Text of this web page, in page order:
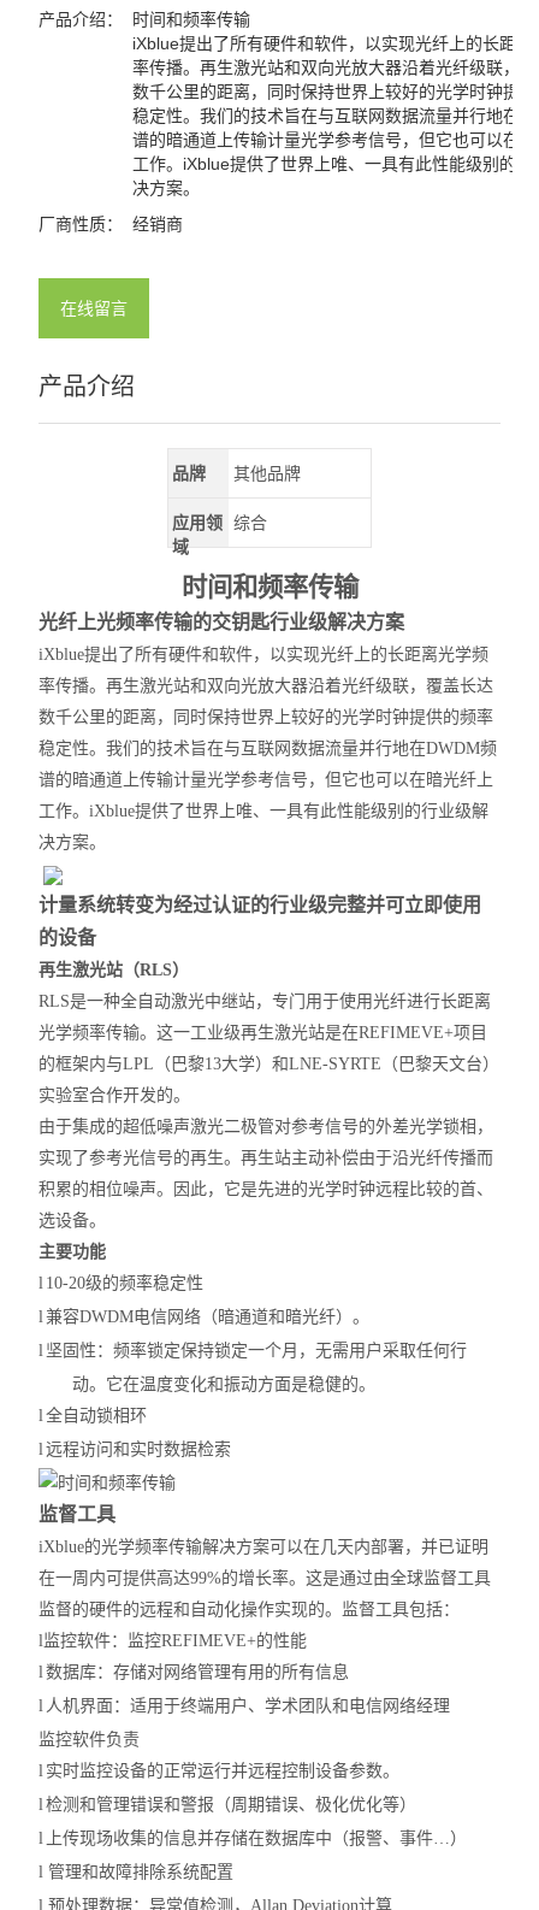
激光功率计
查看全部 >>
产品介绍：
时间和频率传输
iXblue提出了所有硬件和软件，以实现光纤上的长距离
率传播。再生激光站和双向光放大器沿着光纤级联，
数千公里的距离，同时保持世界上较好的光学时钟提
稳定性。我们的技术旨在与互联网数据流量并行地在
谱的暗通道上传输计量光学参考信号，但它也可以在
工作。iXblue提供了世界上唯、一具有此性能级别的行
决方案。
厂商性质：
经销商
在线留言
产品介绍
品牌 其他品牌
应用领
域
综合
时间和频率传输
光纤上光频率传输的交钥匙行业级解决方案
iXblue提出了所有硬件和软件，以实现光纤上的长距离光学频
率传播。再生激光站和双向光放大器沿着光纤级联，覆盖长达
数千公里的距离，同时保持世界上较好的光学时钟提供的频率
稳定性。我们的技术旨在与互联网数据流量并行地在DWDM频
谱的暗通道上传输计量光学参考信号，但它也可以在暗光纤上
工作。iXblue提供了世界上唯、一具有此性能级别的行业级解
决方案。
计量系统转变为经过认证的行业级完整并可立即使用
的设备
再生激光站（RLS）
RLS是一种全自动激光中继站，专门用于使用光纤进行长距离
光学频率传输。这一工业级再生激光站是在REFIMEVE+项目
的框架内与LPL（巴黎13大学）和LNE-SYRTE（巴黎天文台）
实验室合作开发的。
由于集成的超低噪声激光二极管对参考信号的外差光学锁相，
实现了参考光信号的再生。再生站主动补偿由于沿光纤传播而
积累的相位噪声。因此，它是先进的光学时钟远程比较的首、
选设备。
主要功能
l 10-20级的频率稳定性
l兼容DWDM电信网络（暗通道和暗光纤）。
l 坚固性：频率锁定保持锁定一个月，无需用户采取任何行
动。它在温度变化和振动方面是稳健的。
l全自动锁相环
l远程访问和实时数据检索
监督工具
iXblue的光学频率传输解决方案可以在几天内部署，并已证明
在一周内可提供高达99%的增长率。这是通过由全球监督工具
监督的硬件的远程和自动化操作实现的。监督工具包括：
l监控软件：监控REFIMEVE+的性能
l数据库：存储对网络管理有用的所有信息
l 人机界面：适用于终端用户、学术团队和电信网络经理
监控软件负责
l 实时监控设备的正常运行并远程控制设备参数。
l检测和管理错误和警报（周期错误、极化优化等）
l 上传现场收集的信息并存储在数据库中（报警、事件…）
l 管理和故障排除系统配置
l 预处理数据：异常值检测， Allan Deviation计算…